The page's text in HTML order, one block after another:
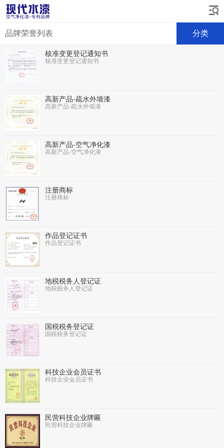
品牌荣誉列表 分类
核准变更登记通知书
核准变更登记通知书
高新产品-疏水外墙漆
高新产品-疏水外墙漆
高新产品-空气净化漆
高新产品-空气净化漆
注册商标
注册商标
作品登记证书
作品登记证书
地税税务人登记证
地税税务人登记证
国税税务登记证
国税税务登记证
科技企业会员证书
科技企业会员证书
民营科技企业牌匾
民营科技企业牌匾